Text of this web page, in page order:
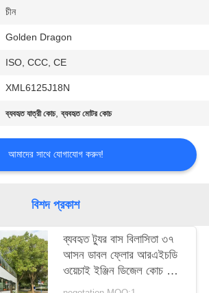
চীন
Golden Dragon
ISO, CCC, CE
XML6125J18N
ব্যবহৃত যাত্রী কোচ,ব্যবহৃত মোটর কোচ
আমাদের সাথে যোগাযোগ করুন!
বিশদ প্রকাশ
ব্যবহৃত ট্যুর বাস বিলাসিতা ৩৭
আসন ডাবল ফ্লোর আরএইচডি
ওয়েচাই ইঞ্জিন ডিজেল কোচ বাস
সানলং এসএলকে 6126